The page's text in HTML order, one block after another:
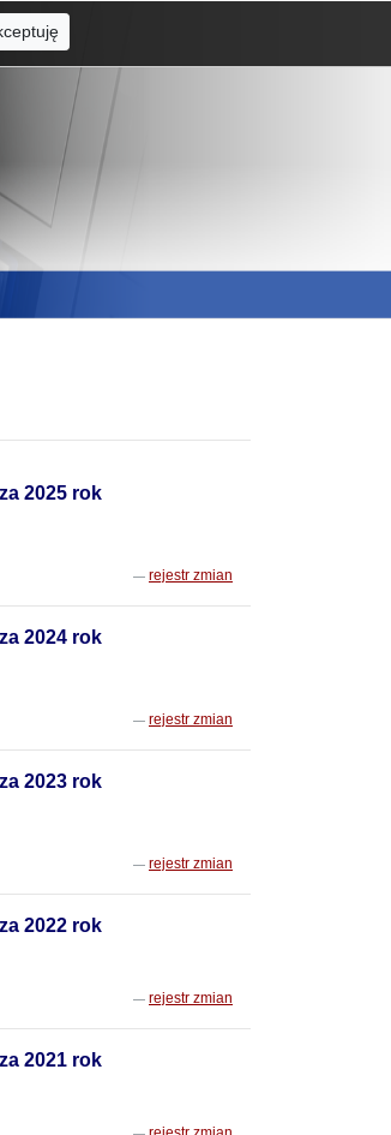
2025 rok
rejestr zmian
2024 rok
rejestr zmian
2023 rok
rejestr zmian
2022 rok
rejestr zmian
2021 rok